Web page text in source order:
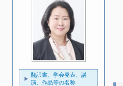
翻訳書、学会発表、講
演、作品等の名称